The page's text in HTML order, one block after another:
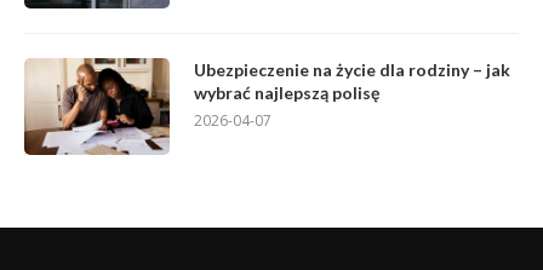
Ubezpieczenie na życie dla rodziny – jak
wybrać najlepszą polisę
2026-04-07